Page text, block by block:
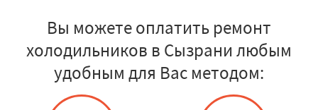
Вы можете оплатить ремонт
холодильников в Сызрани любым
удобным для Вас методом: